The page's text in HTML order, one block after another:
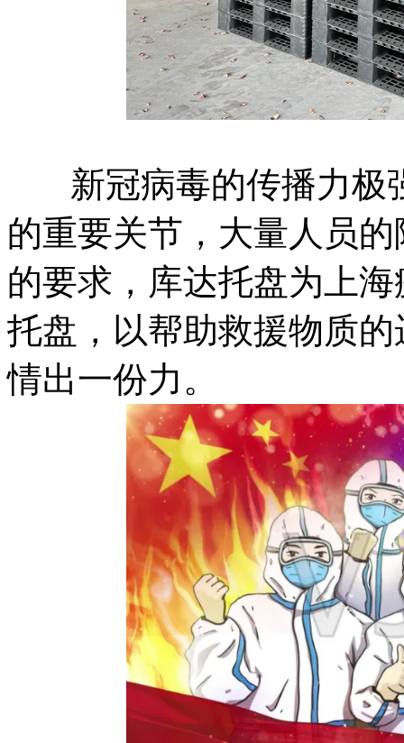
新冠病毒的传播力极
的重要关节，大量人员
的要求，库达托盘为上
托盘，以帮助救援物质
情出一份力。